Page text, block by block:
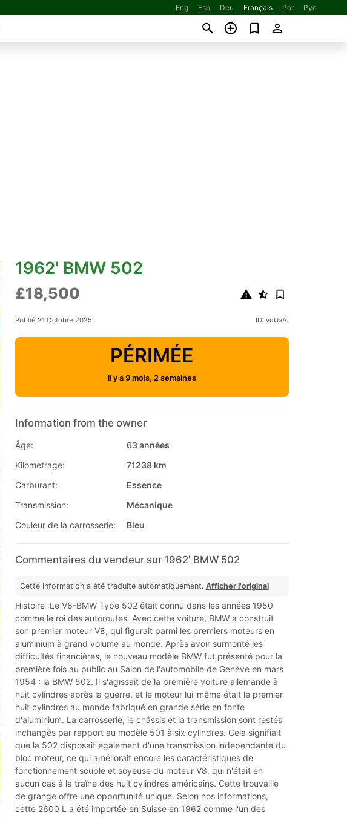
Eng Esp Deu Français Por Рус
1962' BMW 502
£18,500
Publié 21 Octobre 2025 ID: vqUaAi
PÉRIMÉE
il y a 9 mois, 2 semaines
Information from the owner
Âge:
63 années
Kilométrage:
71238 km
Carburant:
Essence
Transmission:
Mécanique
Couleur de la carrosserie:
Bleu
Commentaires du vendeur sur 1962' BMW 502
Cette information a été traduite automatiquement. Afficher l'original
Histoire :Le V8-BMW Type 502 était connu dans les années 1950
comme le roi des autoroutes. Avec cette voiture, BMW a construit
son premier moteur V8, qui figurait parmi les premiers moteurs en
aluminium à grand volume au monde. Après avoir surmonté les
difficultés financières, le nouveau modèle BMW fut présenté pour la
première fois au public au Salon de l'automobile de Genève en mars
1954 : la BMW 502. Il s'agissait de la première voiture allemande à
huit cylindres après la guerre, et le moteur lui-même était le premier
huit cylindres au monde fabriqué en grande série en fonte
d'aluminium. La carrosserie, le châssis et la transmission sont restés
inchangés par rapport au modèle 501 à six cylindres. Cela signifiait
que la 502 disposait également d'une transmission indépendante du
bloc moteur, ce qui améliorait encore les caractéristiques de
fonctionnement souple et soyeuse du moteur V8, qui n'était en
aucun cas à la traîne des huit cylindres américains. Cette trouvaille
de grange offre une opportunité unique. Selon nos informations,
cette 2600 L a été importée en Suisse en 1962 comme l'un des